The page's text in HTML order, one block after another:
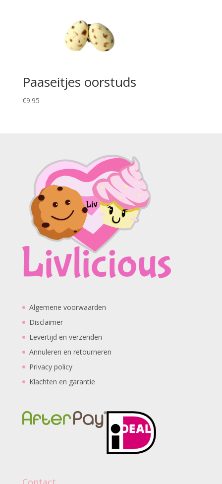
Paaseitjes oorstuds
€9.95
Algemene voorwaarden
Disclaimer
Levertijd en verzenden
Annuleren en retourneren
Privacy policy
Klachten en garantie